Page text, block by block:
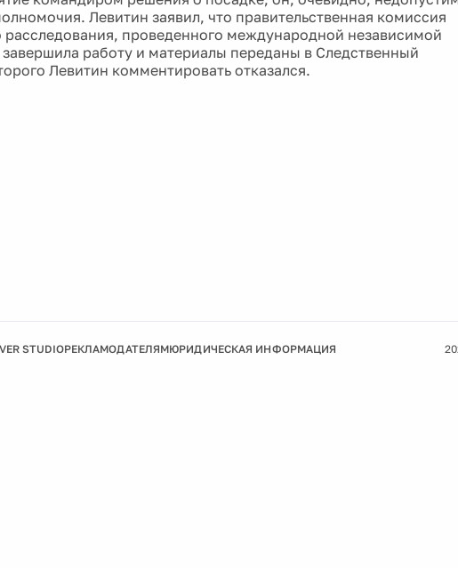
Левитин заявил, что правительственная комиссия
расследования, проведенного международной независимой
работу и материалы переданы в Следственный
Левитин комментировать отказался.
STUDIOРЕКЛАМОДАТЕЛЯМЮРИДИЧЕСКАЯ ИНФОРМАЦИЯ